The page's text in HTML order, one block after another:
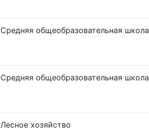
Средняя общеобразовательная школа
Средняя общеобразовательная школа
Лесное хозяйство